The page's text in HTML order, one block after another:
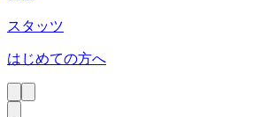
スタッツ
はじめての方へ